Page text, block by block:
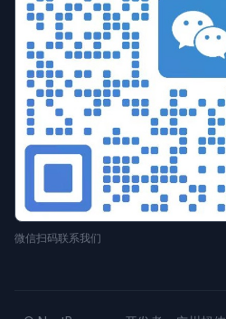
微信扫码联系我们